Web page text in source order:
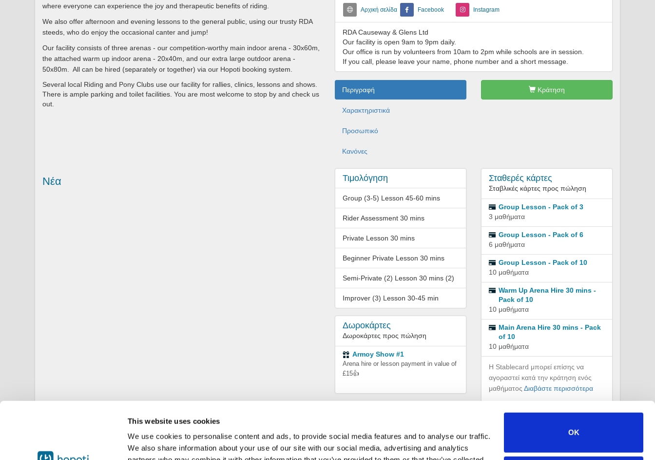
This website uses cookies
We use cookies to personalise content and ads, to provide social media features and to analyse our traffic.
We also share information about your use of our site with our social media, advertising and analytics
OK
where everyone can experience the joy and therapeutic benefits of riding.
We also offer afternoon and evening lessons to the general public, using our trusty RDA
steeds, who do enjoy the occasional canter and jump!
Our facility consists of three arenas - our competition-worthy main indoor arena - 30x60m,
the attached warm up indoor arena - 20x40m, and our extra large outdoor arena -
50x80m. All can be hired (separately or together) via our Hopoti booking system.
Several local Riding and Pony Clubs use our facility for rallies, clinics, lessons and shows.
There is ample parking and toilet facilities. You are most welcome to stop by and check us
out.
Αρχική σελίδα Facebook Instagram
RDA Causeway & Glens Ltd
Our facility is open 9am to 9pm daily.
Our office is run by volunteers from 10am to 2pm while schools are in session.
If you call, please leave your name, phone number and a short message.
Κράτηση
Περιγραφή
Χαρακτηριστικά
Προσωπικό
Κανόνες
Νέα Τιμολόγηση
Group (3-5) Lesson 45-60 mins
Rider Assessment 30 mins
Private Lesson 30 mins
Beginner Private Lesson 30 mins
Semi-Private (2) Lesson 30 mins (2)
Improver (3) Lesson 30-45 min
Σταθερές κάρτες
Σταβλικές κάρτες προς πώληση
Group Lesson - Pack of 3
3 μαθήματα
Group Lesson - Pack of 6
6 μαθήματα
Group Lesson - Pack of 10
10 μαθήματα
Warm Up Arena Hire 30 mins -
Pack of 10
10 μαθήματα
Main Arena Hire 30 mins - Pack
of 10
10 μαθήματα
Η Stablecard μπορεί επίσης να
αγοραστεί κατά την κράτηση ενός
μαθήματος Διαβάστε περισσότερα
σταθερής κάρτας:
Δωροκάρτες
Δωροκάρτες προς πώληση
Armoy Show #1
Arena hire or lesson payment in value of
£15👍